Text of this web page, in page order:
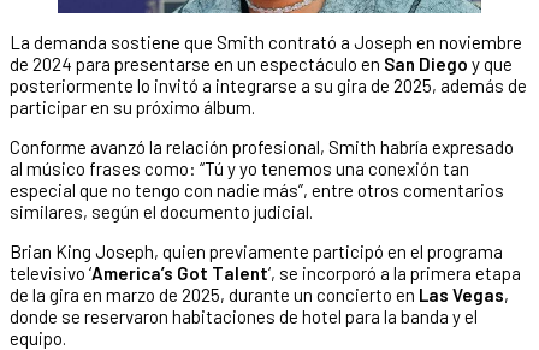
La demanda sostiene que Smith contrató a Joseph en noviembre
de 2024 para presentarse en un espectáculo en San Diego y que
posteriormente lo invitó a integrarse a su gira de 2025, además de
participar en su próximo álbum.
Conforme avanzó la relación profesional, Smith habría expresado
al músico frases como: “Tú y yo tenemos una conexión tan
especial que no tengo con nadie más”, entre otros comentarios
similares, según el documento judicial.
Brian King Joseph, quien previamente participó en el programa
televisivo ‘America’s Got Talent‘, se incorporó a la primera etapa
de la gira en marzo de 2025, durante un concierto en Las Vegas,
donde se reservaron habitaciones de hotel para la banda y el
equipo.